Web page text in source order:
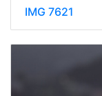
IMG 7621